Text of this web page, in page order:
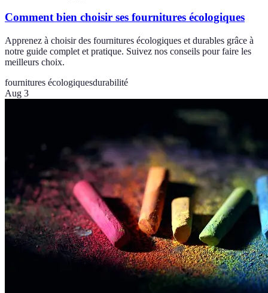
Comment bien choisir ses fournitures écologiques
Apprenez à choisir des fournitures écologiques et durables grâce à
notre guide complet et pratique. Suivez nos conseils pour faire les
meilleurs choix.
fournitures écologiquesdurabilité
Aug 3